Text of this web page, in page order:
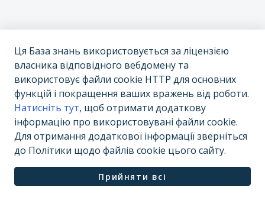
ПЗ для служби підтримки від Freshdesk
Політика
щодо файлів cookie
Ця База знань використовується за ліцензією
власника відповідного вебдомену та
використовує файли cookie HTTP для основних
функцій і покращення ваших вражень від роботи.
Натисніть тут, щоб отримати додаткову
інформацію про використовувані файли cookie.
Для отримання додаткової інформації зверніться
до Політики щодо файлів cookie цього сайту.
Прийняти всі